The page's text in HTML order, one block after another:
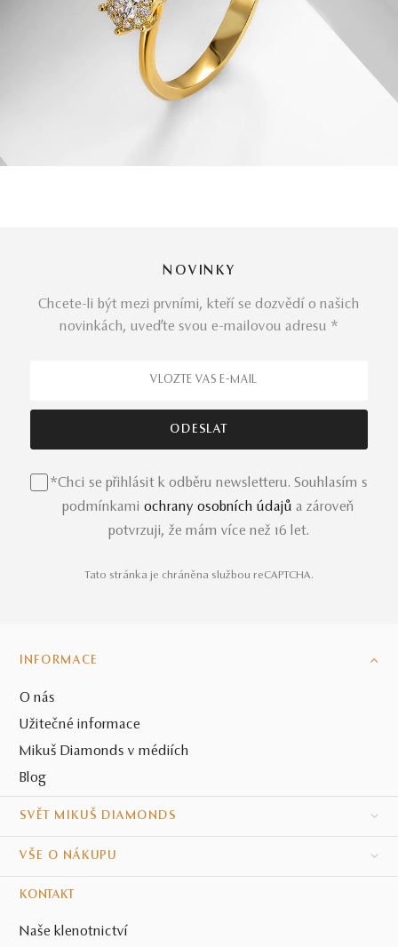
NOVINKY
Chcete-li být mezi prvními, kteří se dozvědí o našich
novinkách, uveďte svou e-mailovou adresu *
*Chci se přihlásit k odběru newsletteru. Souhlasím s
podmínkami ochrany osobních údajů a zároveň
potvrzuji, že mám více než 16 let.
Tato stránka je chráněna službou reCAPTCHA.
INFORMACE
O nás
Užitečné informace
Mikuš Diamonds v médiích
Blog
SVĚT MIKUŠ DIAMONDS
VŠE O NÁKUPU
KONTAKT
Naše klenotnictví